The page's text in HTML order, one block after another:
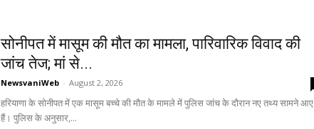
सोनीपत में मासूम की मौत का मामला, पारिवारिक विवाद की
जांच तेज; मां से...
NewsvaniWeb - August 2, 2026
हरियाणा के सोनीपत में एक मासूम बच्चे की मौत के मामले में पुलिस जांच के दौरान नए तथ्य सामने आए
हैं। पुलिस के अनुसार,...